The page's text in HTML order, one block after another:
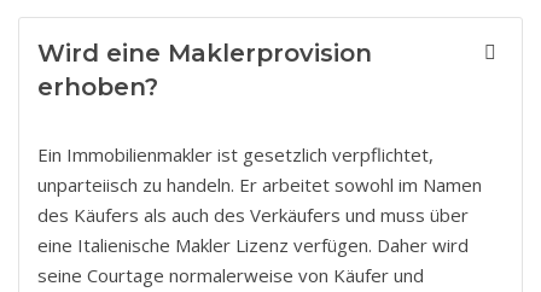
Wird eine Maklerprovision
erhoben?
Ein Immobilienmakler ist gesetzlich verpflichtet,
unparteiisch zu handeln. Er arbeitet sowohl im Namen
des Käufers als auch des Verkäufers und muss über
eine Italienische Makler Lizenz verfügen. Daher wird
seine Courtage normalerweise von Käufer und